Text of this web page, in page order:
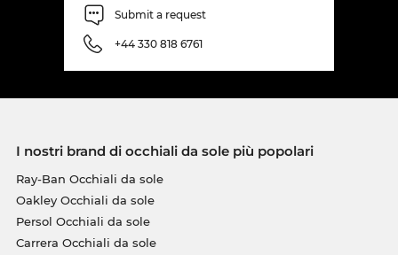
Submit a request
+44 330 818 6761
I nostri brand di occhiali da sole più popolari
Ray-Ban Occhiali da sole
Oakley Occhiali da sole
Persol Occhiali da sole
Carrera Occhiali da sole